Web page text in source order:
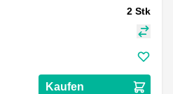
2 Stk
Kaufen